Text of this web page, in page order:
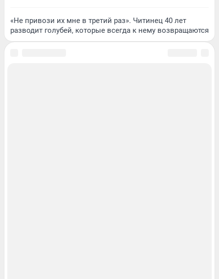
«Не привози их мне в третий раз». Читинец 40 лет
разводит голубей, которые всегда к нему возвращаются